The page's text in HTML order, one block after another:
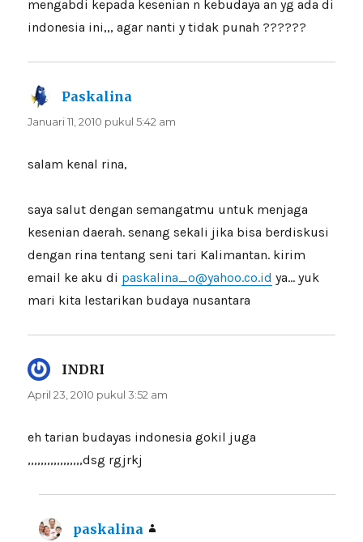
mengabdi kepada kesenian n kebudaya an yg ada di
indonesia ini,,, agar nanti y tidak punah ??????
Paskalina
Januari 11, 2010 pukul 5:42 am
salam kenal rina,
saya salut dengan semangatmu untuk menjaga
kesenian daerah. senang sekali jika bisa berdiskusi
dengan rina tentang seni tari Kalimantan. kirim
email ke aku di paskalina_o@yahoo.co.id ya… yuk
mari kita lestarikan budaya nusantara
INDRI
April 23, 2010 pukul 3:52 am
eh tarian budayas indonesia gokil juga
,,,,,,,,,,,,,,,,,dsg rgjrkj
paskalina